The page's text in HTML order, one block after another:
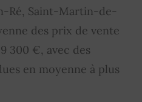
Ré, Saint-Martin-de-
des prix de vente
300 €, avec des
en moyenne à plus